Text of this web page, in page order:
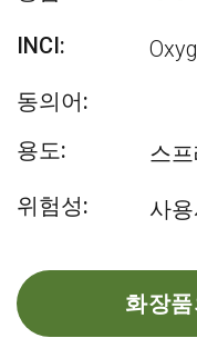
INCI:
동의어:
용도:
스
위험성:
사
화장